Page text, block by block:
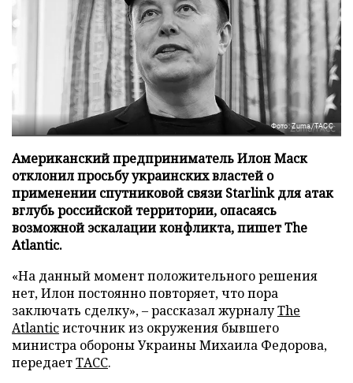
Фото: Zuma/ТАСС
Американский предприниматель Илон Маск
отклонил просьбу украинских властей о
применении спутниковой связи Starlink для атак
вглубь российской территории, опасаясь
возможной эскалации конфликта, пишет The
Atlantic.
«На данный момент положительного решения
нет, Илон постоянно повторяет, что пора
заключать сделку», – рассказал журналуThe
Atlanticисточник из окружения бывшего
министра обороны Украины Михаила Федорова,
передаетТАСС.